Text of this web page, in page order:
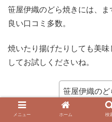
笹屋伊織のどら焼きには、ま
良い口コミ多数。
焼いたり揚げたりしても美
してお試しくださいね。
笹屋伊織の
メニュー ホーム 検